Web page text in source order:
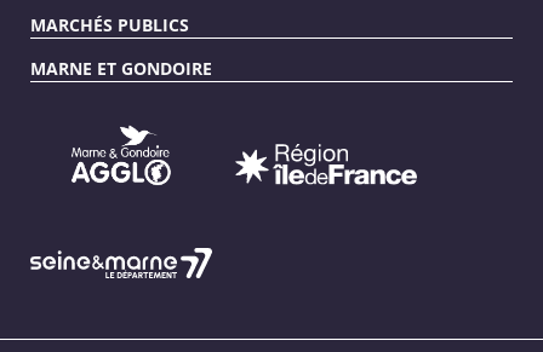
MARCHÉS PUBLICS
MARNE ET GONDOIRE